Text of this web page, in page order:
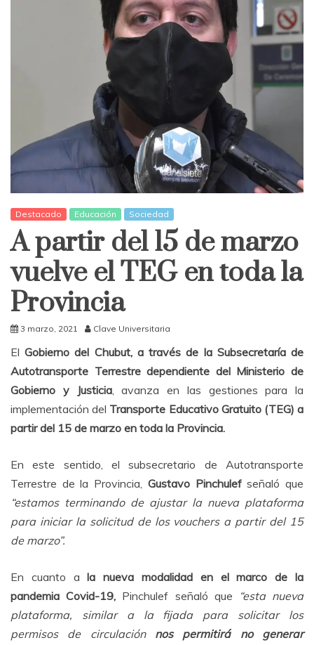
Destacado Educación Sociedad
A partir del 15 de marzo
vuelve el TEG en toda la
Provincia
3 marzo, 2021 Clave Universitaria
ElGobierno del Chubut, a través de la Subsecretaría de
Autotransporte Terrestre dependiente del Ministerio de
Gobierno y Justicia, avanza en las gestiones para la
implementación del Transporte Educativo Gratuito (TEG) a
partir del 15 de marzo en toda la Provincia.
En este sentido, el subsecretario de Autotransporte
Terrestre de la Provincia, Gustavo Pinchulefseñaló que
“estamos terminando de ajustar la nueva plataforma
para iniciar la solicitud de los vouchers a partir del 15
de marzo”.
En cuanto a la nueva modalidad en el marco de la
pandemia Covid-19, Pinchulef señaló que “esta nueva
plataforma, similar a la fijada para solicitar los
permisos de circulación nos permitirá no generar